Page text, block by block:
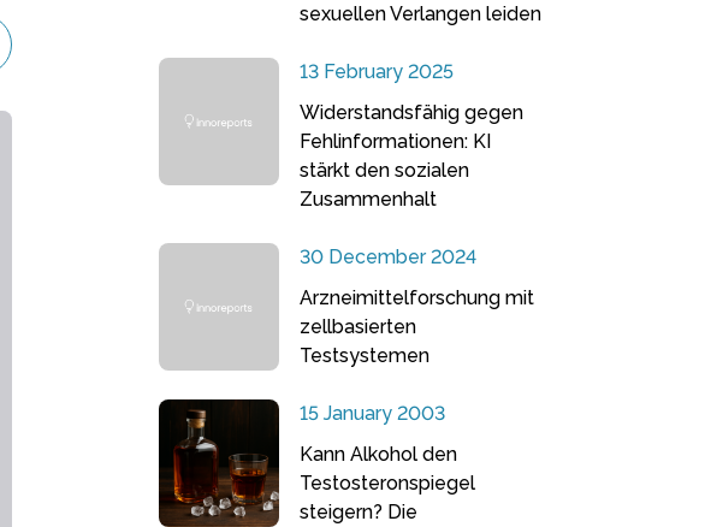
sexuellen Verlangen leiden
13 February 2025
Widerstandsfähig gegen
Fehlinformationen: KI
stärkt den sozialen
Zusammenhalt
30 December 2024
Arzneimittelforschung mit
zellbasierten
Testsystemen
15 January 2003
Kann Alkohol den
Testosteronspiegel
steigern? Die